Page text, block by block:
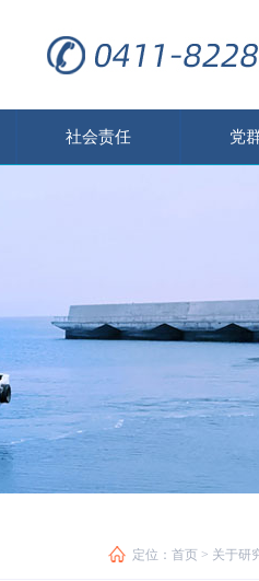
社会责任 党
定位： 首页 > 关于研